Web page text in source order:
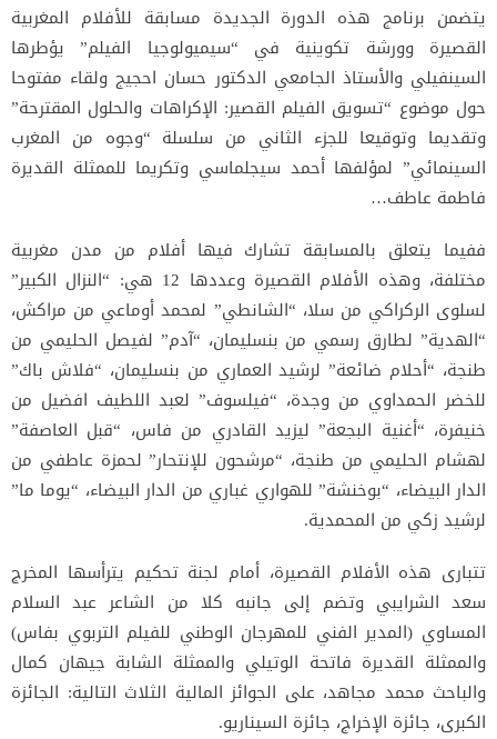
يتضمن برنامج هذه الدورة الجديدة مسابقة للأفلام المغربية
القصيرة وورشة تكوينية في “سيميولوجيا الفيلم” يؤطرها
السينفيلي والأستاذ الجامعي الدكتور حسان احجيج ولقاء مفتوحا
حول موضوع “تسويق الفيلم القصير: الإكراهات والحلول المقترحة”
وتقديما وتوقيعا للجزء الثاني من سلسلة “وجوه من المغرب
السينمائي” لمؤلفها أحمد سيجلماسي وتكريما للممثلة القديرة
فاطمة عاطف…
ففيما يتعلق بالمسابقة تشارك فيها أفلام من مدن مغربية
مختلفة، وهذه الأفلام القصيرة وعددها 12 هي: “النزال الكبير”
لسلوى الركراكي من سلا، “الشانطي” لمحمد أوماعي من مراكش،
“الهدية” لطارق رسمي من بنسليمان، “آدم” لفيصل الحليمي من
طنجة، “أحلام ضائعة” لرشيد العماري من بنسليمان، “فلاش باك”
للخضر الحمداوي من وجدة، “فيلسوف” لعبد اللطيف افضيل من
خنيفرة، “أغنية البجعة” ليزيد القادري من فاس، “قبل العاصفة”
لهشام الحليمي من طنجة، “مرشحون للإنتحار” لحمزة عاطفي من
الدار البيضاء، “بوخنشة” للهواري غباري من الدار البيضاء، “يوما ما”
لرشيد زكي من المحمدية.
تتبارى هذه الأفلام القصيرة، أمام لجنة تحكيم يترأسها المخرج
سعد الشرايبي وتضم إلى جانبه كلا من الشاعر عبد السلام
المساوي (المدير الفني للمهرجان الوطني للفيلم التربوي بفاس)
والممثلة القديرة فاتحة الوتيلي والممثلة الشابة جيهان كمال
والباحث محمد مجاهد، على الجوائز المالية الثلاث التالية: الجائزة
الكبرى، جائزة الإخراج، جائزة السيناريو.